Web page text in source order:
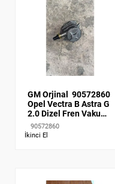
GM Orjinal
Opel Vectra B Astra G
2.0 Dizel Fren Vakum
Pompası Gm
90572860
İkinci El